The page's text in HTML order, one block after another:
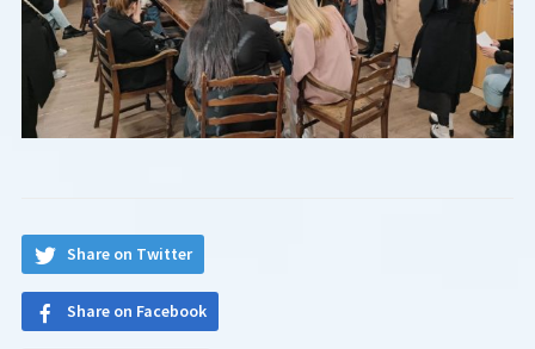
Share on Twitter
Share on Facebook